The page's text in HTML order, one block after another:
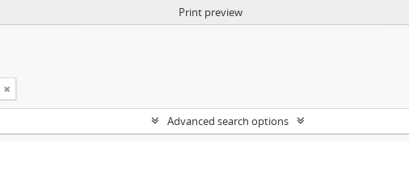
Print preview
Advanced search options